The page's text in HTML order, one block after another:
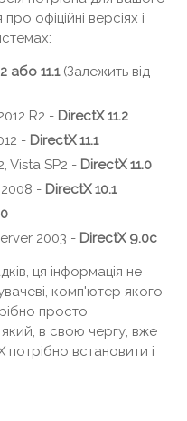
офіційні версіях і
або 11.1(Залежить від
R2 - DirectX 11.2
- DirectX 11.1
Vista SP2 - DirectX 11.0
2008 - DirectX 10.1
2003 - DirectX 9.0c
ця інформація не
комп'ютер якого
просто
в свою чергу, вже
потрібно встановити і